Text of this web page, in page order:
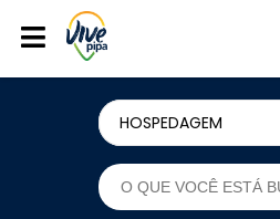
HOSPEDAGEM